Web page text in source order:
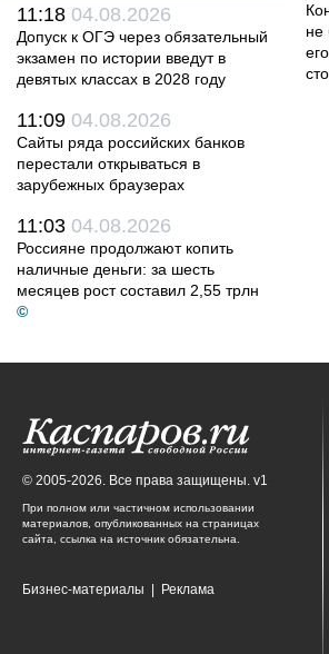
11:18 04.08.2026
Допуск к ОГЭ через обязательный
экзамен по истории введут в
девятых классах в 2028 году
11:09 04.08.2026
Сайты ряда российских банков
перестали открываться в
зарубежных браузерах
11:03 04.08.2026
Россияне продолжают копить
наличные деньги: за шесть
месяцев рост составил 2,55 трлн
©
не
© 2005-2026. Все права защищены. v1
При полном или частичном использовании
материалов, опубликованных на страницах
сайта, ссылка на источник обязательна.
Бизнес-материалы Реклама